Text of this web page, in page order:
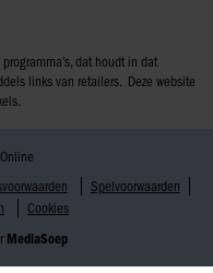
dat houdt in dat
links van retailers. Deze website
Spelvoorwaarden
Cookies
MediaSoep